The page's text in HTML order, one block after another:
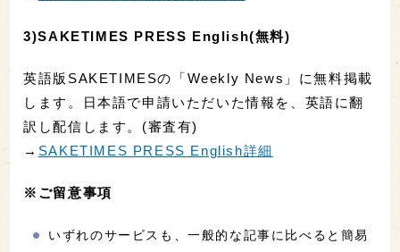
3)SAKETIMES PRESS English(無料)
英語版SAKETIMESの「Weekly News」に無料掲載
します。日本語で申請いただいた情報を、英語に翻
訳し配信します。(審査有)
→ SAKETIMES PRESS English詳細
※ご留意事項
いずれのサービスも、一般的な記事に比べると簡易